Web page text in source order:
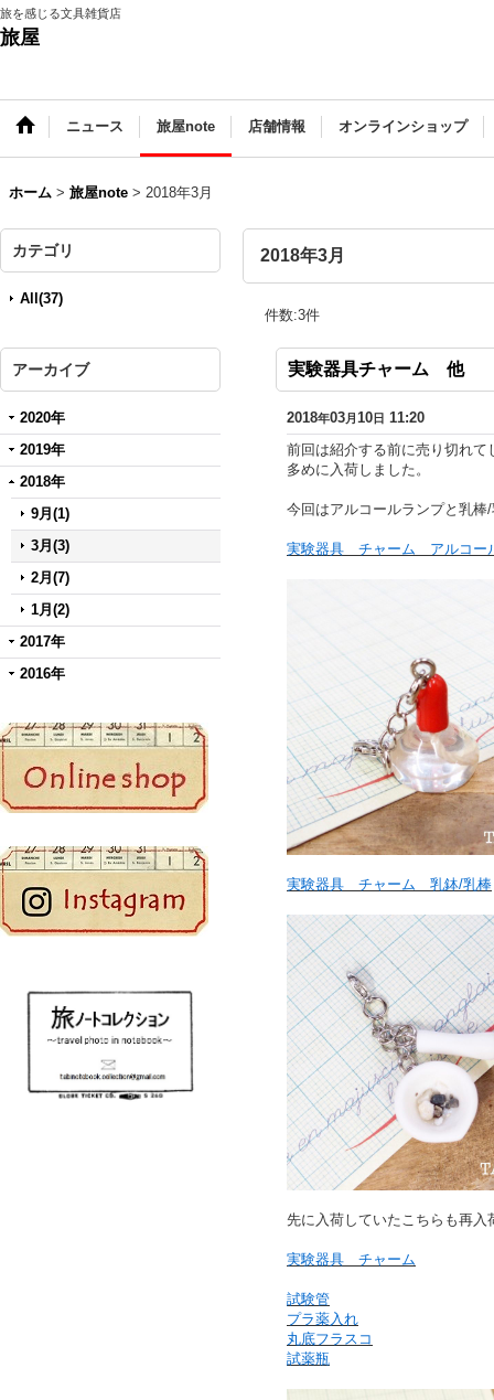
旅を感じる文具雑貨店
旅屋
ニュース 旅屋note 店舗情報 オンラインショップ
ホーム > 旅屋note > 2018年3月
カテゴリ
All(37)
アーカイブ
2020年
2019年
2018年
9月(1)
3月(3)
2月(7)
1月(2)
2017年
2016年
2018年3月
件数:3件
実験器具チャーム 他
2018年03月10日 11:20
前回は紹介する前に売り切れて
多めに入荷しました。
今回はアルコールランプと乳棒
実験器具 チャーム アルコー
実験器具 チャーム 乳鉢/乳棒
先に入荷していたこちらも再入
実験器具 チャーム
試験管
プラ薬入れ
丸底フラスコ
試薬瓶